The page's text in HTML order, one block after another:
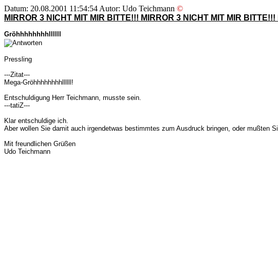
Datum: 20.08.2001 11:54:54 Autor: Udo Teichmann ©
MIRROR 3 NICHT MIT MIR BITTE!!! MIRROR 3 NICHT MIT MIR
Gröhhhhhhhhllllll
Pressling
---Zitat---
Mega-Gröhhhhhhhhllllll!
Entschuldigung Herr Teichmann, musste sein.
---tatiZ---
Klar entschuldige ich.
Aber wollen Sie damit auch irgendetwas bestimmtes zum Ausdruck bringen, oder mußten
Mit freundlichen Grüßen
Udo Teichmann